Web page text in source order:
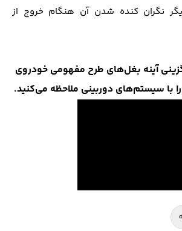
نگران کنده شدن آن هنگام خروج از
آینه بغل‌های طرح مفهومی خودروی